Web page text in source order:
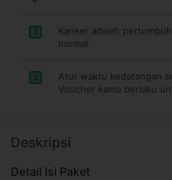
1
Kanker adalah
normal.
2
Atur waktu kedatangan
Voucher kamu berlaku
Deskripsi
Detail Isi Paket